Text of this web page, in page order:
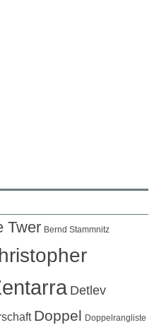
Twer Bernd Stammnitz
Detlev
Doppel Doppelrangliste